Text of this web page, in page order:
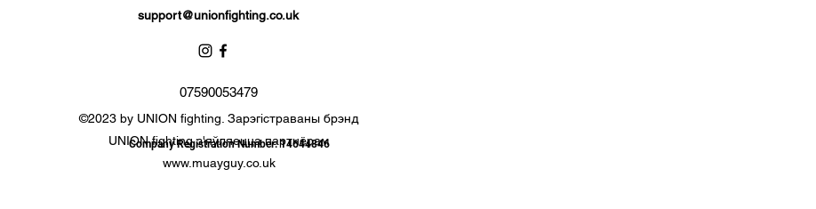
support@unionfighting.co.uk
07590053479
©2023 by UNION fighting. Зарэгістраваны брэнд
UNION fighting з'яўляецца партнёрам
www.muayguy.co.uk
Company Registration Number: 14644846